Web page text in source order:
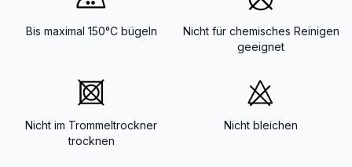
Bis maximal 150°C bügeln
Nicht für chemisches Reinigen
geeignet
Nicht im Trommeltrockner
trocknen
Nicht bleichen